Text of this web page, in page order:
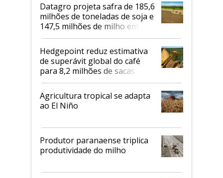
Datagro projeta safra de 185,6
milhões de toneladas de soja e
147,5 milhões de milho em
2026/27
Hedgepoint reduz estimativa
de superávit global do café
para 8,2 milhões de sacas
Agricultura tropical se adapta
ao El Niño
Produtor paranaense triplica
produtividade do milho